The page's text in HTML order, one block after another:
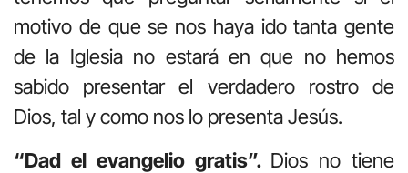
motivo de que se nos haya ido tanta gente
de la Iglesia no estará en que no hemos
sabido presentar el verdadero rostro de
Dios, tal y como nos lo presenta Jesús.
“Dad el evangelio gratis”. Dios no tiene